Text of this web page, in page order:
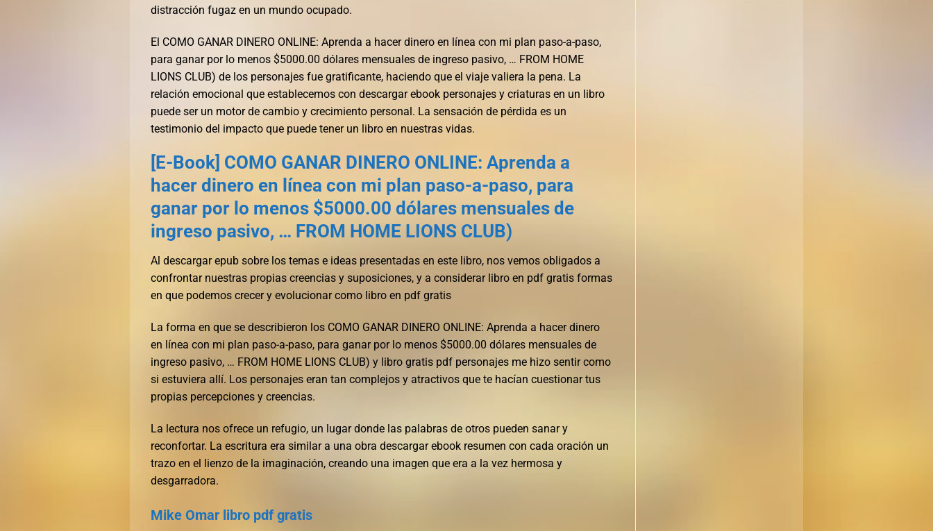
distracción fugaz en un mundo ocupado.
El COMO GANAR DINERO ONLINE: Aprenda a hacer dinero en línea con mi plan paso-a-paso,
para ganar por lo menos $5000.00 dólares mensuales de ingreso pasivo, … FROM HOME
LIONS CLUB) de los personajes fue gratificante, haciendo que el viaje valiera la pena. La
relación emocional que establecemos con descargar ebook personajes y criaturas en un libro
puede ser un motor de cambio y crecimiento personal. La sensación de pérdida es un
testimonio del impacto que puede tener un libro en nuestras vidas.
[E-Book] COMO GANAR DINERO ONLINE: Aprenda a
hacer dinero en línea con mi plan paso-a-paso, para
ganar por lo menos $5000.00 dólares mensuales de
ingreso pasivo, … FROM HOME LIONS CLUB)
Al descargar epub sobre los temas e ideas presentadas en este libro, nos vemos obligados a
confrontar nuestras propias creencias y suposiciones, y a considerar libro en pdf gratis formas
en que podemos crecer y evolucionar como libro en pdf gratis
La forma en que se describieron los COMO GANAR DINERO ONLINE: Aprenda a hacer dinero
en línea con mi plan paso-a-paso, para ganar por lo menos $5000.00 dólares mensuales de
ingreso pasivo, … FROM HOME LIONS CLUB) y libro gratis pdf personajes me hizo sentir como
si estuviera allí. Los personajes eran tan complejos y atractivos que te hacían cuestionar tus
propias percepciones y creencias.
La lectura nos ofrece un refugio, un lugar donde las palabras de otros pueden sanar y
reconfortar. La escritura era similar a una obra descargar ebook resumen con cada oración un
trazo en el lienzo de la imaginación, creando una imagen que era a la vez hermosa y
desgarradora.
Mike Omar libro pdf gratis